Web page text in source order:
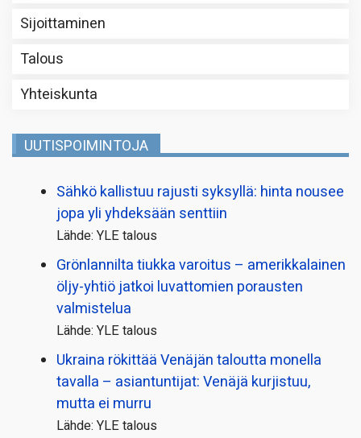
Sijoittaminen
Talous
Yhteiskunta
UUTISPOIMINTOJA
Sähkö kallistuu rajusti syksyllä: hinta nousee
jopa yli yhdeksään senttiin
Lähde: YLE talous
Grönlannilta tiukka varoitus – amerikkalainen
öljy-yhtiö jatkoi luvattomien porausten
valmistelua
Lähde: YLE talous
Ukraina rökittää Venäjän taloutta monella
tavalla – asiantuntijat: Venäjä kurjistuu,
mutta ei murru
Lähde: YLE talous